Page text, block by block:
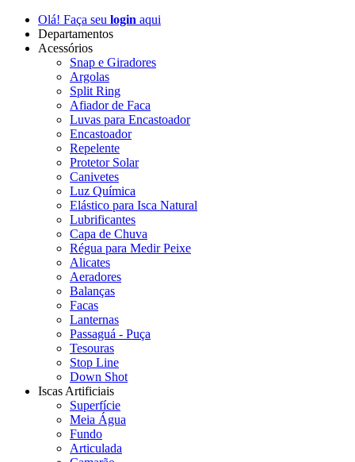
Olá! Faça seu login aqui
Departamentos
Acessórios
Snap e Giradores
Argolas
Split Ring
Afiador de Faca
Luvas para Encastoador
Encastoador
Repelente
Protetor Solar
Canivetes
Luz Química
Elástico para Isca Natural
Lubrificantes
Capa de Chuva
Régua para Medir Peixe
Alicates
Aeradores
Balanças
Facas
Lanternas
Passaguá - Puça
Tesouras
Stop Line
Down Shot
Iscas Artificiais
Superfície
Meia Água
Fundo
Articulada